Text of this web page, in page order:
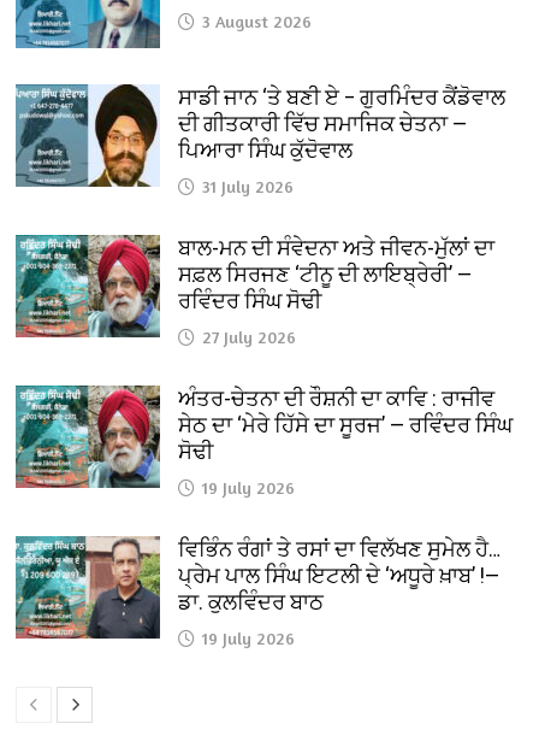
3 August 2026
ਸਾਡੀ ਜਾਨ ‘ਤੇ ਬਣੀ ਏ – ਗੁਰਮਿੰਦਰ ਕੈਂਡੋਵਾਲ
ਦੀ ਗੀਤਕਾਰੀ ਵਿੱਚ ਸਮਾਜਿਕ ਚੇਤਨਾ —
ਪਿਆਰਾ ਸਿੰਘ ਕੁੱਦੋਵਾਲ
31 July 2026
ਬਾਲ-ਮਨ ਦੀ ਸੰਵੇਦਨਾ ਅਤੇ ਜੀਵਨ-ਮੁੱਲਾਂ ਦਾ
ਸਫ਼ਲ ਸਿਰਜਣ ‘ਟੀਨੂ ਦੀ ਲਾਇਬ੍ਰੇਰੀ’ —
ਰਵਿੰਦਰ ਸਿੰਘ ਸੋਢੀ
27 July 2026
ਅੰਤਰ-ਚੇਤਨਾ ਦੀ ਰੌਸ਼ਨੀ ਦਾ ਕਾਵਿ : ਰਾਜੀਵ
ਸੇਠ ਦਾ ‘ਮੇਰੇ ਹਿੱਸੇ ਦਾ ਸੂਰਜ’ — ਰਵਿੰਦਰ ਸਿੰਘ
ਸੋਢੀ
19 July 2026
ਵਿਭਿੰਨ ਰੰਗਾਂ ਤੇ ਰਸਾਂ ਦਾ ਵਿਲੱਖਣ ਸੁਮੇਲ ਹੈ…
ਪ੍ਰੇਮ ਪਾਲ ਸਿੰਘ ਇਟਲੀ ਦੇ ‘ਅਧੂਰੇ ਖ਼ਾਬ’ !—
ਡਾ. ਕੁਲਵਿੰਦਰ ਬਾਠ
19 July 2026